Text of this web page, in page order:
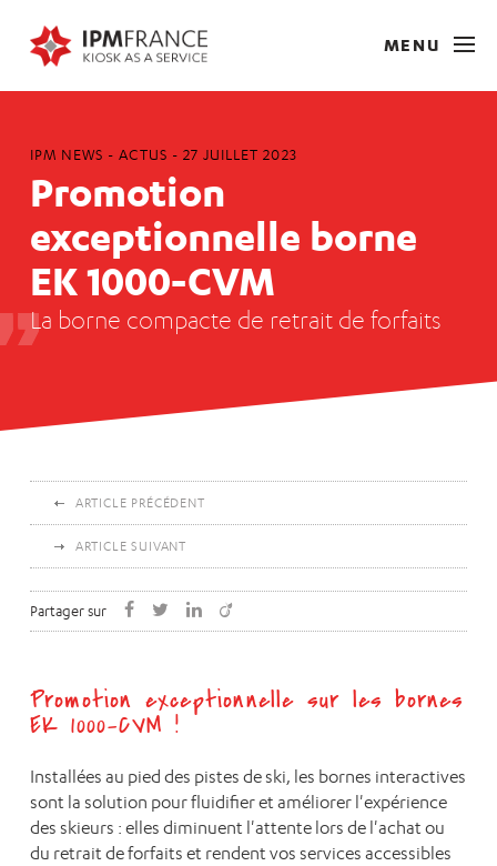
MENU
IPM NEWS -ACTUS - 27 JUILLET 2023
Promotion
exceptionnelle borne
EK 1000-CVM
La borne compacte de retrait de forfaits
ARTICLE PRÉCÉDENT
ARTICLE SUIVANT
Partager sur
Promotion exceptionnelle sur les bornes
EK 1000-CVM !
Installées au pied des pistes de ski, les bornes interactives
sont la solution pour fluidifier et améliorer l'expérience
des skieurs : elles diminuent l'attente lors de l'achat ou
du retrait de forfaits et rendent vos services accessibles